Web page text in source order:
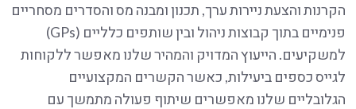
הקרנות והצעת ניירות ערך, תכנון ומבנה מס והסדרים מסחריים
פנימיים בתוך קבוצות ניהול ובין שותפים כלליים (GPs)
למשקיעים. הייעוץ המדויק והמהיר שלנו מאפשר ללקוחות
לגייס כספים ביעילות, כאשר הקשרים המקצועיים
הגלובליים שלנו מאפשרים שיתוף פעולה מתמשך עם